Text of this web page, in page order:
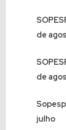
de
de
julho